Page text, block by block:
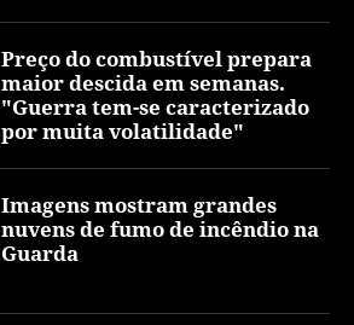
Preço do combustível prepara
maior descida em semanas.
"Guerra tem-se caracterizado
por muita volatilidade"
Imagens mostram grandes
nuvens de fumo de incêndio na
Guarda